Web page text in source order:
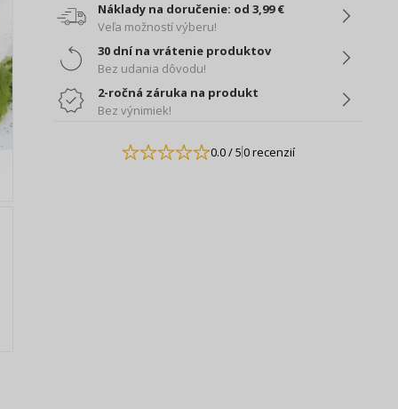
Náklady na doručenie: od 3,99 €
Veľa možností výberu!
30 dní na vrátenie produktov
Bez udania dôvodu!
2-ročná záruka na produkt
Bez výnimiek!
0.0/ 50 recenzií